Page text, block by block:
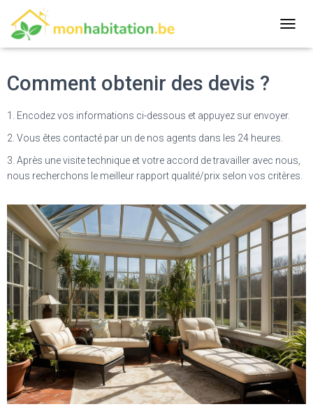
O
N
A
I
N
Comment obtenir des devis ?
1. Encodez vos informations ci-dessous et appuyez sur envoyer.
2. Vous êtes contacté par un de nos agents dans les 24 heures.
3. Après une visite technique et votre accord de travailler avec nous,
nous recherchons le meilleur rapport qualité/prix selon vos critères.